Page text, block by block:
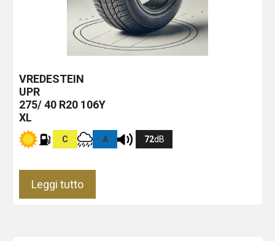
VREDESTEIN
UPR
275/ 40 R20 106Y
XL
C A 72dB
Leggi tutto